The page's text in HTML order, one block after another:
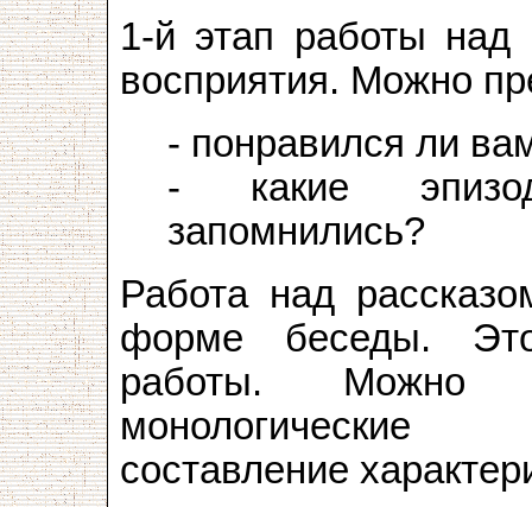
1-й этап работы над
восприятия. Можно
- понравился ли
- какие
запомнились?
Работа над
форме беседы.
работы. Можно
монологические
составление